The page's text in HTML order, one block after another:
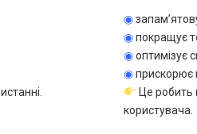
◉
◉покращує
◉оптимізує
◉прискорює
Це робить
користувача.